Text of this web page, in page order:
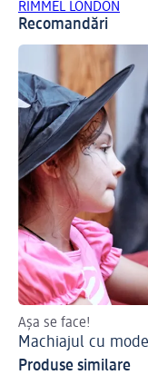
RIMMEL LONDON
Recomandări
Așa se face!
Machiajul cu
Produse similare